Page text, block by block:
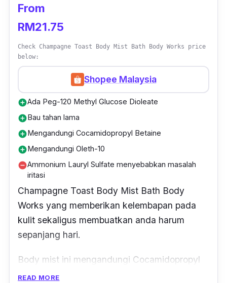
From
RM21.75
Check Champagne Toast Body Mist Bath Body Works price
below:
Shopee Malaysia
add_circleAda Peg-120 Methyl Glucose Dioleate
add_circleBau tahan lama
add_circleMengandungi Cocamidopropyl Betaine
add_circleMengandungi Oleth-10
remove_circleAmmonium Lauryl Sulfate menyebabkan masalah
iritasi
Champagne Toast Body Mist Bath Body
Works yang memberikan kelembapan pada
kulit sekaligus membuatkan anda harum
sepanjang hari.
Body mist ini mengandungi Cocamidopropyl
Betaine yang akan melindungi kulit anda dari
READ MORE